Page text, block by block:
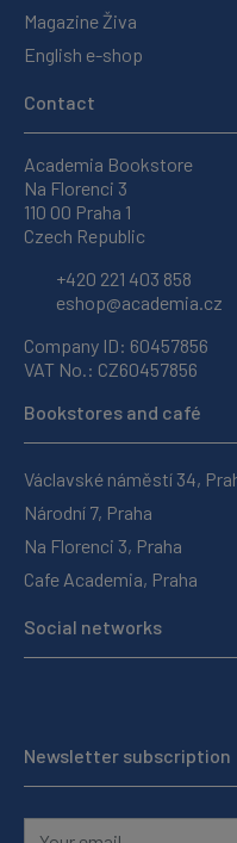
Magazine Živa
English e-shop
Contact
Academia Bookstore
Na Florenci 3
110 00 Praha 1
Czech Republic
+420 221 403 858
eshop@academia.cz
Company ID: 60457856
VAT No.: CZ60457856
Bookstores and café
Václavské náměstí 34,
Národní 7, Praha
Na Florenci 3, Praha
Cafe Academia, Praha
Social networks
Newsletter subscription